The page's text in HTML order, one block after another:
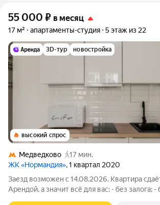
55 000 ₽ в месяц
17 м² апартаменты-студия 5 этаж из 22
3D-тур новостройка
высокий спрос
Медведково
17 мин.
ЖК «Нормандия», 1 квартал 2020
Заезд возможен с 14.08.2026. Квартира
Арендой, а значит всё для вас: - без залога;